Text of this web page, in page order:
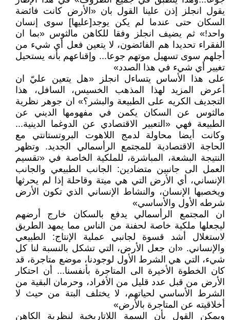
يقول انجلز إذن علينا القول بان «الأرض كانت فائضة
السكان حتى عندما لم يكن يوجد[عليها] سوى إنسان
واحد!» ثم يضيف انجلز وفقا للكاهن مالثوس «بما ان
الفقراء تحديدا هم الفائضون، لا يتعين فعل أي شيء من
أجلهم سوى تسهيل موتهم جوعا... وإقناعهم بأنه يستحيل
تغيير أي شيء في هذا الصدد»
على هذا الأساس يتساءل انجلز «هل يتعين عليّ ان
أعرض المزيد لهذا المذهب الخسيس، السافل، هذا
التجديف الكريه على الطبيعة والبشر؟» ان جوهر نظرية
مالثوس عن السكان يكمن في مفهومها الديني عن
الطبيعة فهي «التعبير الاقتصادي عن الدوغما الدينية...
وكانت أيضا محاولة لدمج اللاهوت البروتستانتي مع
الحاجة الاقتصادية للمجتمع الرأسمالي الجديد. وتظهر
النتيجة البشعة، المباشرة، للملكية الخاصة في «تقسيم
العمل الى جانبين متضادين: الجانب الطبيعي والجانب
الإنساني، أي الأرض التي هي ميتة وقاحلة إذا لم يحرثها
ويخصبها الإنسان، والنشاط الإنساني الذي تكون الأرض
شرطه الأول والأساسي»
ان المجتمع الرأسمالي يدفع بالسكان خارج أرضهم
ليجعلها ملكية خاصة لحفنة من الناس مما يمهد الطريق
لاستغلال أشد قسوة لجانبي عملية الإنتاج: الطبيعي
والإنساني. «ان جعل الأرض، التي تشكل بالنسبة لنا كل
شيء، التي هي الشرط الأول لوجودنا، موضع متاجرة، قد
كان الخطوة الأخيرة الى المتاجرة بأنفسنا... أن احتكار
الأرض من قبل عدد قليل من الأفراد، وحرمان البقية من
الشرط الأساسي لحياتهم، لا يختلف البتة من حيث لا
أخلاقيته عن المتاجرة بالأرض»
ويمكن القول بأن السمة اللاتاريخية لنظرية الكاهن